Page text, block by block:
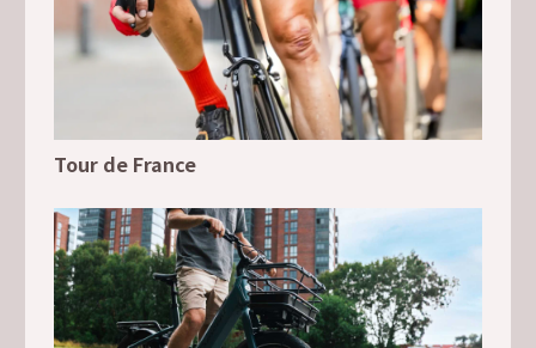
Tour de France